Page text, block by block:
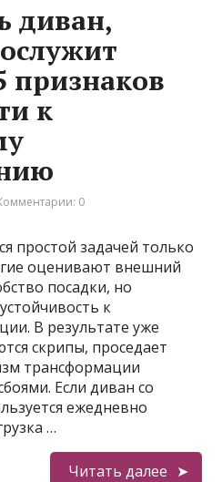
диван,
признаков
к
0
простой задачей только
оценивают внешний
посадки, но
к
В результате уже
скрипы, проседает
трансформации
Если диван со
ежедневно
…
Читать далее